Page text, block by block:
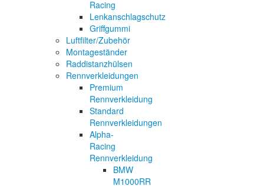
Racing
Lenkanschlagschutz
Griffgummi
Luftfilter/Zubehör
Montageständer
Raddistanzhülsen
Rennverkleidungen
Premium
Rennverkleidung
Standard
Rennverkleidungen
Alpha-
Racing
Rennverkleidung
BMW
M1000RR